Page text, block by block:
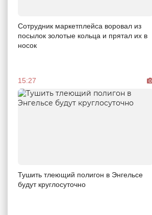
Сотрудник маркетплейса воровал из
посылок золотые кольца и прятал их в
носок
15:27
Тушить тлеющий полигон в Энгельсе
будут круглосуточно